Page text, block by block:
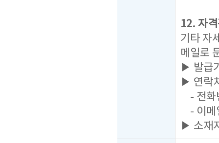
12. 자
기타 자
메일로
▶ 발급
▶ 연락
- 전화
- 이메
▶ 소재